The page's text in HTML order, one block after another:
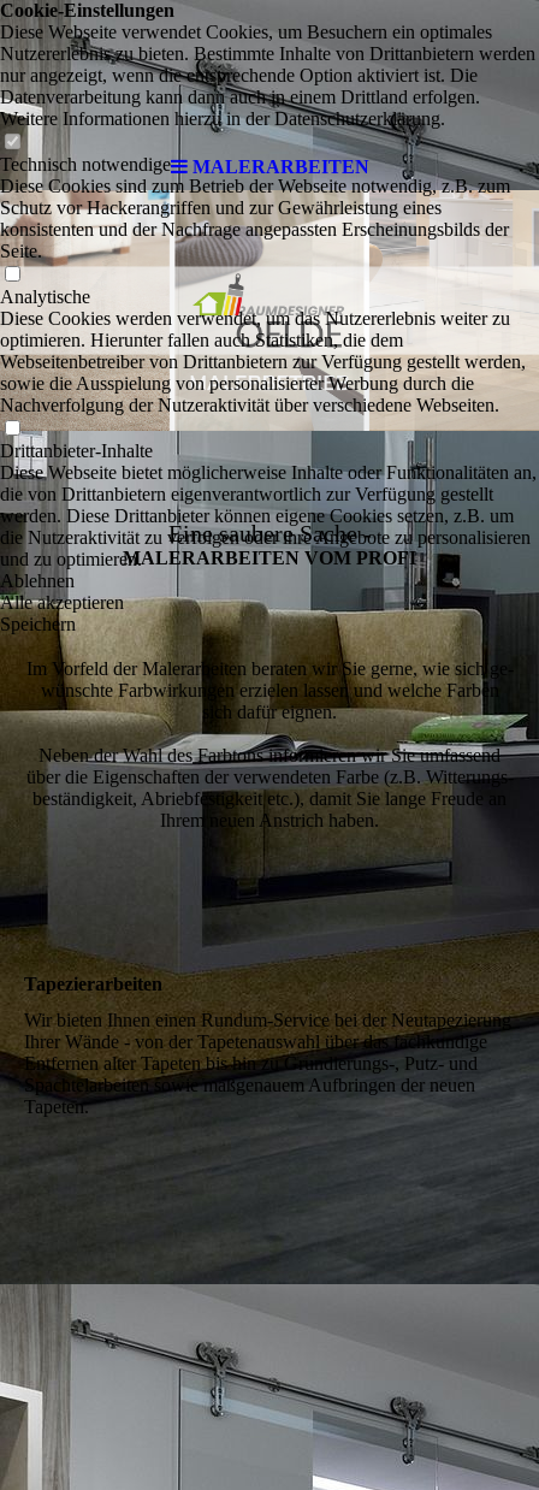
MALERARBEITEN
Eine saubere Sache -
MALER­ARBEITEN VOM PROFI
Im Vorfeld der Maler­arbeiten beraten wir Sie gerne, wie sich ge­
wünschte Farb­wirkungen erzielen lassen und welche Farben
sich dafür eignen.
Neben der Wahl des Farb­tons informieren wir Sie um­­fassend
über die Eigen­schaften der ver­wen­deten Farbe (z.B. Witterungs­
be­ständigkeit, Abrieb­festigkeit etc.), damit Sie lange Freude an
Ihrem neuen An­strich haben.
Tapezierarbeiten
Wir bieten Ihnen einen Rundum-Service bei der Neu­tapezierung
Ihrer Wände - von der Tapeten­aus­wahl über das fach­kundige
Entfernen alter Tapeten bis hin zu Grund­ierungs-, Putz- und
Spach­tel­arbeiten sowie maß­genauem Auf­bringen der neuen
Tapeten.
Cookie-Einstellungen
Diese Webseite verwendet Cookies, um Besuchern ein optimales
Nutzererlebnis zu bieten. Bestimmte Inhalte von Drittanbietern werden
nur angezeigt, wenn die entsprechende Option aktiviert ist. Die
Datenverarbeitung kann dann auch in einem Drittland erfolgen.
Weitere Informationen hierzu in der Datenschutzerklärung.
Technisch notwendige
Diese Cookies sind zum Betrieb der Webseite notwendig, z.B. zum
Schutz vor Hackerangriffen und zur Gewährleistung eines
konsistenten und der Nachfrage angepassten Erscheinungsbilds der
Seite.
Analytische
Diese Cookies werden verwendet, um das Nutzererlebnis weiter zu
optimieren. Hierunter fallen auch Statistiken, die dem
Webseitenbetreiber von Drittanbietern zur Verfügung gestellt werden,
sowie die Ausspielung von personalisierter Werbung durch die
Nachverfolgung der Nutzeraktivität über verschiedene Webseiten.
Drittanbieter-Inhalte
Diese Webseite bietet möglicherweise Inhalte oder Funktionalitäten an,
die von Drittanbietern eigenverantwortlich zur Verfügung gestellt
werden. Diese Drittanbieter können eigene Cookies setzen, z.B. um
die Nutzeraktivität zu verfolgen oder ihre Angebote zu personalisieren
und zu optimieren.
Ablehnen
Alle akzeptieren
Speichern